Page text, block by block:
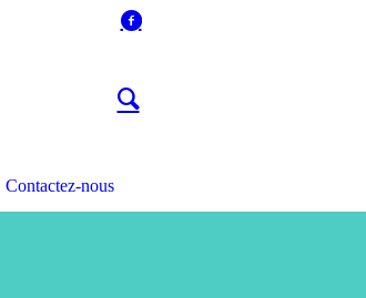
Contactez-nous